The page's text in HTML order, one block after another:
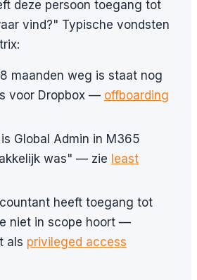
deze persoon toegang tot
vind?" Typische vondsten
maanden weg is staat nog
voor Dropbox — offboarding
Global Admin in M365
was" — zie least
heeft toegang tot
niet in scope hoort —
als privileged access